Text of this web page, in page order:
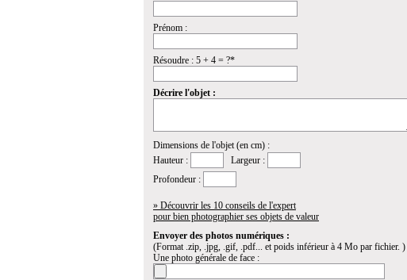
Prénom :
Résoudre : 5 + 4 = ?*
Décrire l'objet :
Dimensions de l'objet (en cm) :
Hauteur :
Largeur :
Profondeur :
» Découvrir les 10 conseils de l'expert
pour bien photographier ses objets de valeur
Envoyer des photos numériques :
(Format .zip, .jpg, .gif, .pdf... et poids inférieur à 4 Mo par fichier. )
Une photo générale de face :